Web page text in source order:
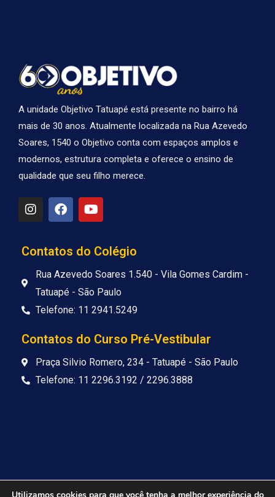
A unidade Objetivo Tatuapé está presente no bairro há
mais de 30 anos. Atualmente localizada na Rua Azevedo
Soares, 1540 o Objetivo conta com espaços amplos e
modernos, estrutura completa e oferece o ensino de
qualidade que seu filho merece.
I
n
s
a
a
m
F
a
c
b
o
k
Y
o
u
u
e
Contatos do Colégio
Rua Azevedo Soares 1.540 - Vila Gomes Cardim -
Tatuapé - São Paulo
Telefone: 11 2941.5249
Contatos do Curso Pré-Vestibular
Praça Silvio Romero, 234 - Tatuapé - São Paulo
Telefone: 11 2296.3192 / 2296.3888